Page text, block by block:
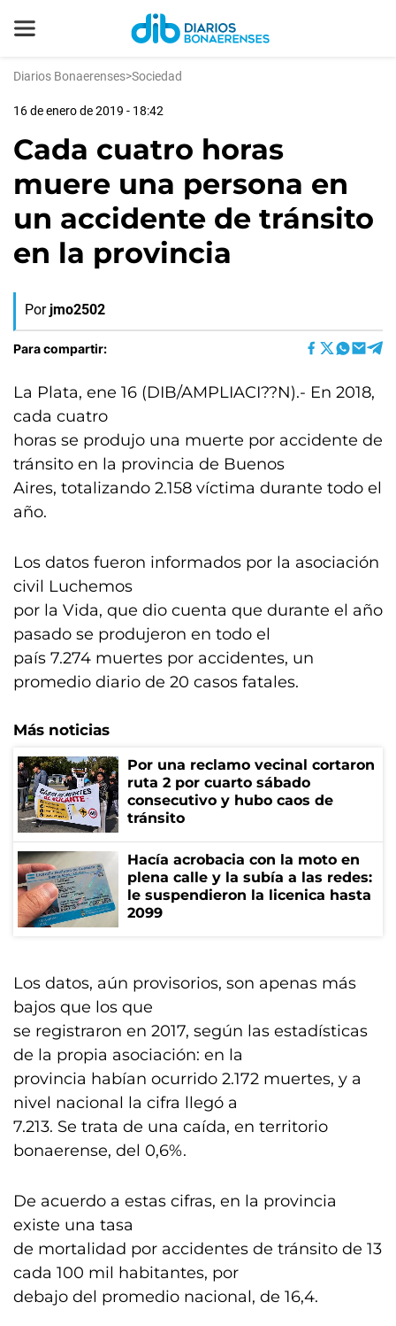
Diarios Bonaerenses>Sociedad
16 de enero de 2019 - 18:42
Cada cuatro horas
muere una persona en
un accidente de tránsito
en la provincia
Por jmo2502
Para compartir:
La Plata, ene 16 (DIB/AMPLIACI??N).- En 2018,
cada cuatro
horas se produjo una muerte por accidente de
tránsito en la provincia de Buenos
Aires, totalizando 2.158 víctima durante todo el
año.
Los datos fueron informados por la asociación
civil Luchemos
por la Vida, que dio cuenta que durante el año
pasado se produjeron en todo el
país 7.274 muertes por accidentes, un
promedio diario de 20 casos fatales.
Más noticias
Por una reclamo vecinal cortaron
ruta 2 por cuarto sábado
consecutivo y hubo caos de
tránsito
Hacía acrobacia con la moto en
plena calle y la subía a las redes:
le suspendieron la licenica hasta
2099
Los datos, aún provisorios, son apenas más
bajos que los que
se registraron en 2017, según las estadísticas
de la propia asociación: en la
provincia habían ocurrido 2.172 muertes, y a
nivel nacional la cifra llegó a
7.213. Se trata de una caída, en territorio
bonaerense, del 0,6%.
De acuerdo a estas cifras, en la provincia
existe una tasa
de mortalidad por accidentes de tránsito de 13
cada 100 mil habitantes, por
debajo del promedio nacional, de 16,4.